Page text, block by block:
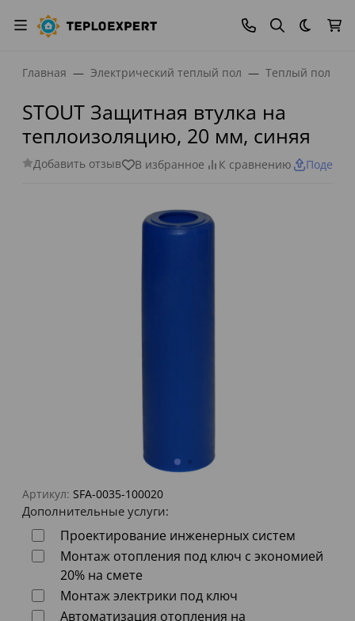
Темная
Главная Электрический теплый пол Теплый пол
STOUT Защитная втулка на
теплоизоляцию, 20 мм, синяя
Добавить отзыв В избранное К сравнению
Артикул: SFA-0035-100020
Дополнительные услуги:
Проектирование инженерных систем
Монтаж отопления под ключ с экономией
20% на смете
Монтаж электрики под ключ
Автоматизация отопления на